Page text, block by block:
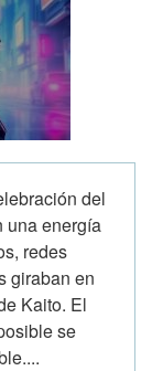
del
una energía
redes
giraban en
Kaito. El
se